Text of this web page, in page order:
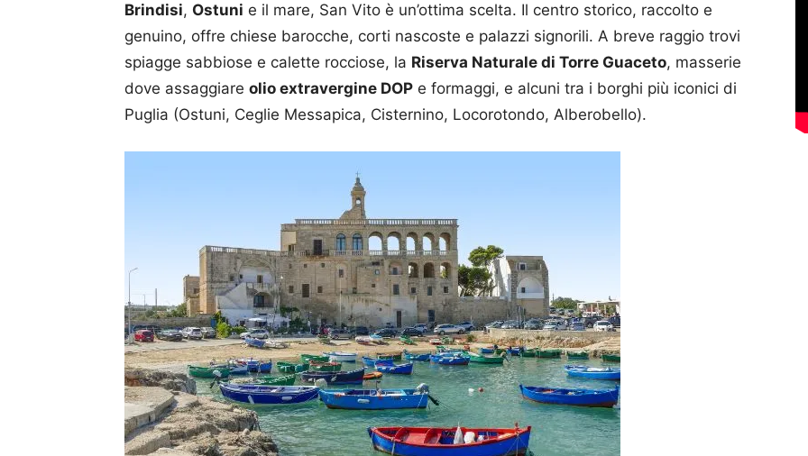
Brindisi, Ostuni e il mare, San Vito è un’ottima scelta. Il centro storico, raccolto e
genuino, offre chiese barocche, corti nascoste e palazzi signorili. A breve raggio trovi
spiagge sabbiose e calette rocciose, la Riserva Naturale di Torre Guaceto, masserie
dove assaggiare olio extravergine DOP e formaggi, e alcuni tra i borghi più iconici di
Puglia (Ostuni, Ceglie Messapica, Cisternino, Locorotondo, Alberobello).